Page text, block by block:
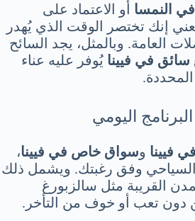
النمسا أو الاعتماد على
إنك تختصر الوقت الذي يُهدر
العامة. وبالمثل، يجد السائح
في فيينا يُوفر عليه عناء
فيينا وسواق خاص في فيينا،
وفق رغبتك. ويشمل ذلك
القريبة مثل سالزبورغ
دون تعب أو خوف من التأخر.